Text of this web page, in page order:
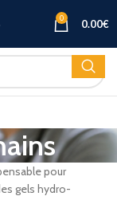
0 0.00€
pour
gels hydro-